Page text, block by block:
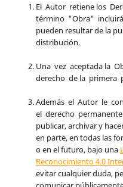
El Autor retiene los
término "Obra"
pueden resultar de la
distribución.
Una vez aceptada la
derecho de la primera
Además el Autor le
el derecho
publicar, archivar y
en parte, en todas las
o en el futuro, bajo una
Reconocimiento 4.0
evitar cualquier duda,